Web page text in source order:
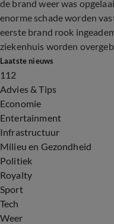
de brand weer was
enorme schade worden
eerste brand rook
ziekenhuis worden
Laatste nieuws
112
Advies & Tips
Economie
Entertainment
Infrastructuur
Milieu en Gezondheid
Politiek
Royalty
Sport
Tech
Weer